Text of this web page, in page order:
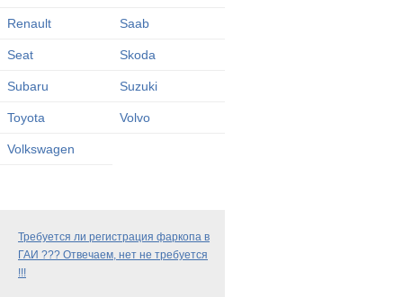
Renault Saab
Seat Skoda
Subaru Suzuki
Toyota Volvo
Volkswagen
Требуется ли регистрация фаркопа в
ГАИ ??? Отвечаем, нет не требуется
!!!